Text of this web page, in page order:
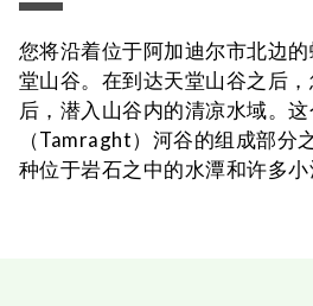
您将沿着位于阿加迪尔市北边
堂山谷。在到达天堂山谷之后
后，潜入山谷内的清凉水域。
（Tamraght）河谷的组成部分
种位于岩石之中的水潭和许多小